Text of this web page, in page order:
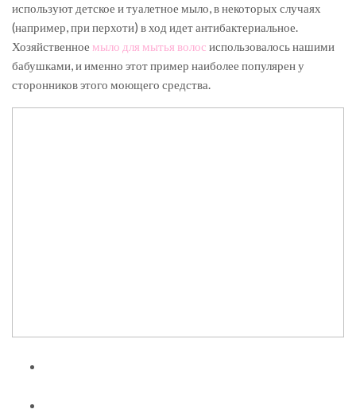
используют детское и туалетное мыло, в некоторых случаях
(например, при перхоти) в ход идет антибактериальное.
Хозяйственное мыло для мытья волос использовалось нашими
бабушками, и именно этот пример наиболее популярен у
сторонников этого моющего средства.